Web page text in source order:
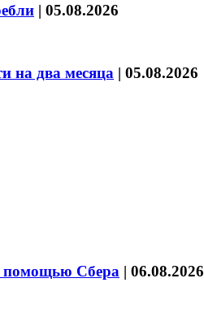
| 05.08.2026
на два месяца | 05.08.2026
помощью Сбера | 06.08.2026